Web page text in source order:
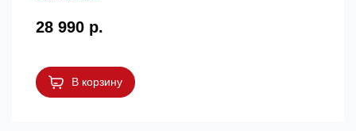
28 990 р.
В корзину